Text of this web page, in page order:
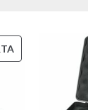
PRODUCTO